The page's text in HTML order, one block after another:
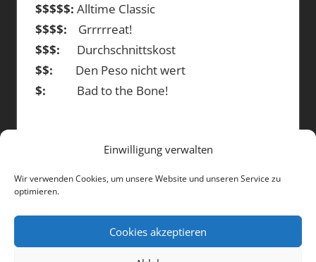
Einwilligung verwalten
Wir verwenden Cookies, um unsere Website und unseren Service zu
optimieren.
Cookies akzeptieren
$$$$$: Alltime Classic
$$$$: Grrrrreat!
$$$: Durchschnittskost
$$: Den Peso nicht wert
$: Bad to the Bone!
DIE BEITRÄGE